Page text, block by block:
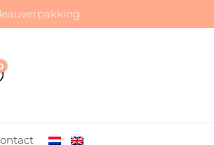
€ 0,00